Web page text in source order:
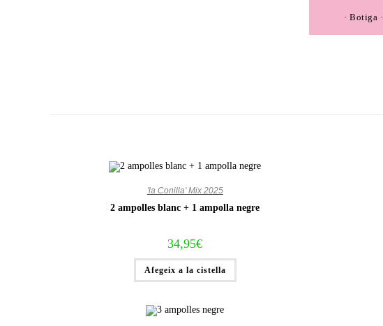
· Botiga ·
'la Conilla' Mix 2025
2 ampolles blanc + 1 ampolla negre
34,95€
Afegeix a la cistella